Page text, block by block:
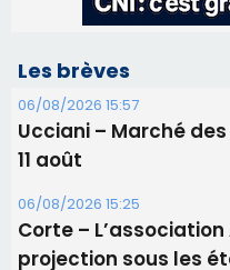
Les brèves
06/08/2026 15:57
Ucciani – Marché
11 août
06/08/2026 15:25
Corte –
projection sous les